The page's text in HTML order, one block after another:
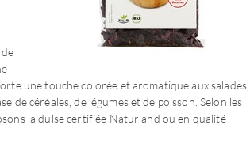
une touche colorée et aromatique aux salades,
de céréales, de légumes et de poisson. Selon les
la dulse certifiée Naturland ou en qualité